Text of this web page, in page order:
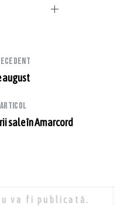
august
articol
sale în Amarcord
va fi publicată.